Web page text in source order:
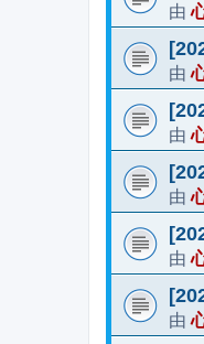
由
由
由
由
由
由